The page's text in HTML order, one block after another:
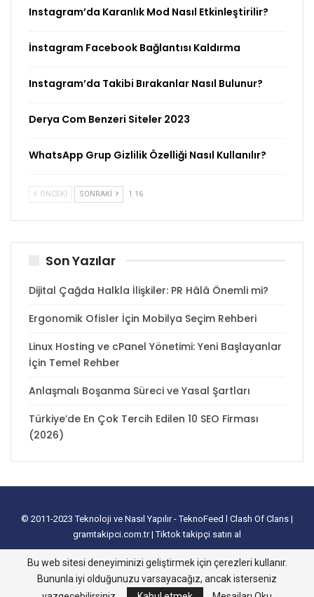
Instagram’da Karanlık Mod Nasıl Etkinleştirilir?
İnstagram Facebook Bağlantısı Kaldırma
Instagram’da Takibi Bırakanlar Nasıl Bulunur?
Derya Com Benzeri Siteler 2023
WhatsApp Grup Gizlilik Özelliği Nasıl Kullanılır?
ÖNCEKI SONRAKI 1 16
Son Yazılar
Dijital Çağda Halkla İlişkiler: PR Hâlâ Önemli mi?
Ergonomik Ofisler İçin Mobilya Seçim Rehberi
Linux Hosting ve cPanel Yönetimi: Yeni Başlayanlar
İçin Temel Rehber
Anlaşmalı Boşanma Süreci ve Yasal Şartları
Türkiye’de En Çok Tercih Edilen 10 SEO Firması
(2026)
© 2011-2023Teknoloji ve Nasıl Yapılır - TeknoFeed Clash Of Clans |
gramtakipci.com.tr|Tiktok takipçi satın al
tanıtım yazısı satın al e-ticaret paketleri
İnstagram Türk Takipçi Satın
nasıl yapılır
Bu web sitesi deneyiminizi geliştirmek için çerezleri kullanır.
Bununla iyi olduğunuzu varsayacağız, ancak isterseniz